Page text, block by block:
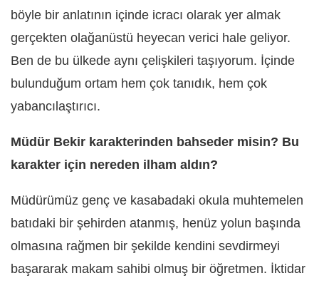
böyle bir anlatının içinde icracı olarak yer almak
gerçekten olağanüstü heyecan verici hale geliyor.
Ben de bu ülkede aynı çelişkileri taşıyorum. İçinde
bulunduğum ortam hem çok tanıdık, hem çok
yabancılaştırıcı.
Müdür Bekir karakterinden bahseder misin? Bu
karakter için nereden ilham aldın?
Müdürümüz genç ve kasabadaki okula muhtemelen
batıdaki bir şehirden atanmış, henüz yolun başında
olmasına rağmen bir şekilde kendini sevdirmeyi
başararak makam sahibi olmuş bir öğretmen. İktidar